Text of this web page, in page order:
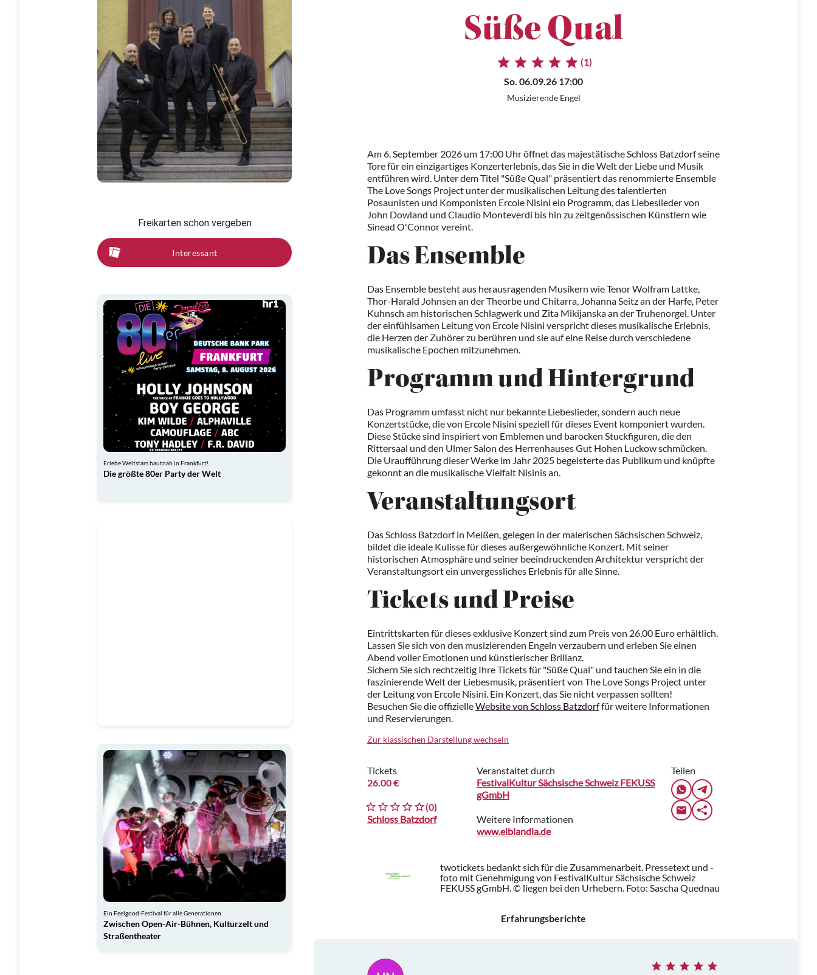
Freikarten schon vergeben
Interessant
Erlebe Weltstars hautnah in Frankfurt!
Die größte 80er Party der Welt
Ein Feelgood-Festival für alle Generationen
Zwischen Open-Air-Bühnen, Kulturzelt und
Straßentheater
Süße Qual
(1)
So. 06.09.26 17:00
Musizierende Engel
Am 6. September 2026 um 17:00 Uhr öffnet das majestätische Schloss Batzdorf seine
Tore für ein einzigartiges Konzerterlebnis, das Sie in die Welt der Liebe und Musik
entführen wird. Unter dem Titel "Süße Qual" präsentiert das renommierte Ensemble
The Love Songs Project unter der musikalischen Leitung des talentierten
Posaunisten und Komponisten Ercole Nisini ein Programm, das Liebeslieder von
John Dowland und Claudio Monteverdi bis hin zu zeitgenössischen Künstlern wie
Sinead O'Connor vereint.
Das Ensemble
Das Ensemble besteht aus herausragenden Musikern wie Tenor Wolfram Lattke,
Thor-Harald Johnsen an der Theorbe und Chitarra, Johanna Seitz an der Harfe, Peter
Kuhnsch am historischen Schlagwerk und Zita Mikijanska an der Truhenorgel. Unter
der einfühlsamen Leitung von Ercole Nisini verspricht dieses musikalische Erlebnis,
die Herzen der Zuhörer zu berühren und sie auf eine Reise durch verschiedene
musikalische Epochen mitzunehmen.
Programm und Hintergrund
Das Programm umfasst nicht nur bekannte Liebeslieder, sondern auch neue
Konzertstücke, die von Ercole Nisini speziell für dieses Event komponiert wurden.
Diese Stücke sind inspiriert von Emblemen und barocken Stuckfiguren, die den
Rittersaal und den Ulmer Salon des Herrenhauses Gut Hohen Luckow schmücken.
Die Uraufführung dieser Werke im Jahr 2025 begeisterte das Publikum und knüpfte
gekonnt an die musikalische Vielfalt Nisinis an.
Veranstaltungsort
Das Schloss Batzdorf in Meißen, gelegen in der malerischen Sächsischen Schweiz,
bildet die ideale Kulisse für dieses außergewöhnliche Konzert. Mit seiner
historischen Atmosphäre und seiner beeindruckenden Architektur verspricht der
Veranstaltungsort ein unvergessliches Erlebnis für alle Sinne.
Tickets und Preise
Eintrittskarten für dieses exklusive Konzert sind zum Preis von 26,00 Euro erhältlich.
Lassen Sie sich von den musizierenden Engeln verzaubern und erleben Sie einen
Abend voller Emotionen und künstlerischer Brillanz.
Sichern Sie sich rechtzeitig Ihre Tickets für "Süße Qual" und tauchen Sie ein in die
faszinierende Welt der Liebesmusik, präsentiert von The Love Songs Project unter
der Leitung von Ercole Nisini. Ein Konzert, das Sie nicht verpassen sollten!
Besuchen Sie die offizielleWebsite von Schloss Batzdorffür weitere Informationen
und Reservierungen.
Zur klassischen Darstellung wechseln
Tickets
26.00 €
(0)
Schloss Batzdorf
Veranstaltet durch
FestivalKultur Sächsische Schweiz FEKUSS
gGmbH
Weitere Informationen
www.elblandia.de
Teilen
twotickets bedankt sich für die Zusammenarbeit. Pressetext und -
foto mit Genehmigung von FestivalKultur Sächsische Schweiz
FEKUSS gGmbH. © liegen bei den Urhebern. Foto: Sascha Quednau
Erfahrungsberichte